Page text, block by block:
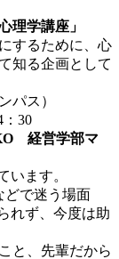
理学講座」
するために、心
知る企画として
パス）
30
経営学部マ
います。
どで迷う場面
れず、今度は助
と、先輩だから